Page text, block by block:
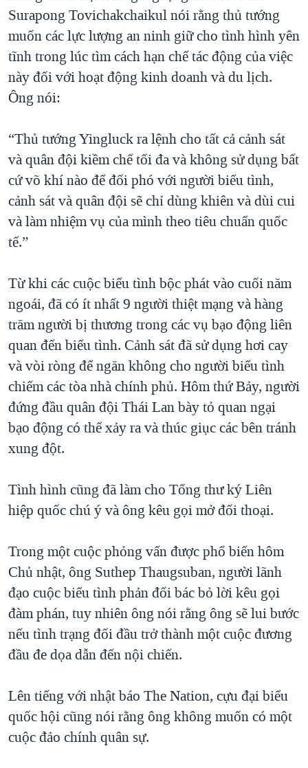
Surapong Tovichakchaikul nói rằng thủ tướng
muốn các lực lượng an ninh giữ cho tình hình yên
tĩnh trong lúc tìm cách hạn chế tác động của việc
này đối với hoạt động kinh doanh và du lịch.
Ông nói:
“Thủ tướng Yingluck ra lệnh cho tất cả cảnh sát
và quân đội kiềm chế tối đa và không sử dụng bất
cứ võ khí nào để đối phó với người biểu tình,
cảnh sát và quân đội sẽ chỉ dùng khiên và dùi cui
và làm nhiệm vụ của mình theo tiêu chuẩn quốc
tế.”
Từ khi các cuộc biểu tình bộc phát vào cuối năm
ngoái, đã có ít nhất 9 người thiệt mạng và hàng
trăm người bị thương trong các vụ bạo động liên
quan đến biểu tình. Cảnh sát đã sử dụng hơi cay
và vòi ròng để ngăn không cho người biểu tình
chiếm các tòa nhà chính phủ. Hôm thứ Bảy, người
đứng đầu quân đội Thái Lan bày tỏ quan ngại
bạo động có thể xảy ra và thúc giục các bên tránh
xung đột.
Tình hình cũng đã làm cho Tổng thư ký Liên
hiệp quốc chú ý và ông kêu gọi mở đối thoại.
Trong một cuộc phỏng vấn được phổ biến hôm
Chủ nhật, ông Suthep Thaugsuban, người lãnh
đạo cuộc biểu tình phản đối bác bỏ lời kêu gọi
đàm phán, tuy nhiên ông nói rằng ông sẽ lui bước
nếu tình trạng đối đầu trở thành một cuộc đương
đầu đe dọa dẫn đến nội chiến.
Lên tiếng với nhật báo The Nation, cựu đại biểu
quốc hội cũng nói rằng ông không muốn có một
cuộc đảo chính quân sự.